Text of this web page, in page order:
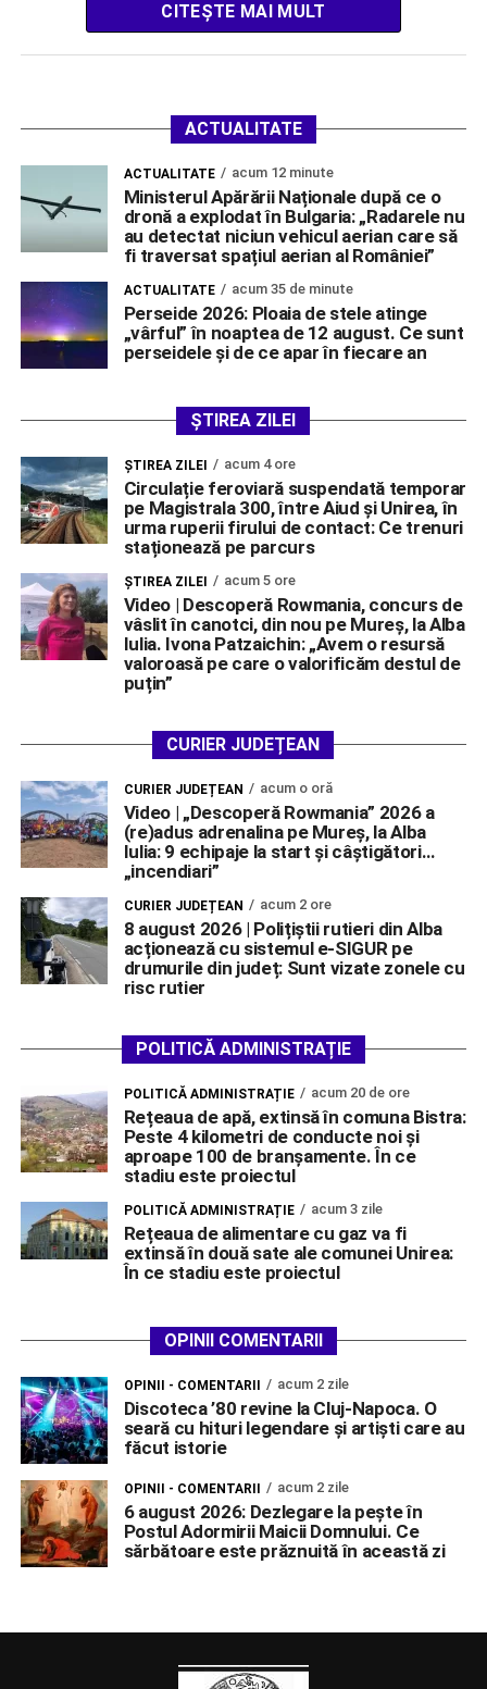
CITEȘTE MAI MULT
ACTUALITATE
ACTUALITATE acum 12 minute
Ministerul Apărării Naționale după ce o
dronă a explodat în Bulgaria: „Radarele nu
au detectat niciun vehicul aerian care să
fi traversat spațiul aerian al României”
ACTUALITATE acum 35 de minute
Perseide 2026: Ploaia de stele atinge
„vârful” în noaptea de 12 august. Ce sunt
perseidele și de ce apar în fiecare an
ȘTIREA ZILEI
ŞTIREA ZILEI acum 4 ore
Circulație feroviară suspendată temporar
pe Magistrala 300, între Aiud și Unirea, în
urma ruperii firului de contact: Ce trenuri
staționează pe parcurs
ŞTIREA ZILEI acum 5 ore
Video | Descoperă Rowmania, concurs de
vâslit în canotci, din nou pe Mureș, la Alba
Iulia. Ivona Patzaichin: „Avem o resursă
valoroasă pe care o valorificăm destul de
puțin”
CURIER JUDEȚEAN
CURIER JUDEȚEAN acum o oră
Video | „Descoperă Rowmania” 2026 a
(re)adus adrenalina pe Mureș, la Alba
Iulia: 9 echipaje la start și câștigători…
„incendiari”
CURIER JUDEȚEAN acum 2 ore
8 august 2026 | Polițiștii rutieri din Alba
acționează cu sistemul e-SIGUR pe
drumurile din județ: Sunt vizate zonele cu
risc rutier
POLITICĂ ADMINISTRAȚIE
POLITICĂ ADMINISTRAȚIE acum 20 de ore
Rețeaua de apă, extinsă în comuna Bistra:
Peste 4 kilometri de conducte noi și
aproape 100 de branșamente. În ce
stadiu este proiectul
POLITICĂ ADMINISTRAȚIE acum 3 zile
Rețeaua de alimentare cu gaz va fi
extinsă în două sate ale comunei Unirea:
În ce stadiu este proiectul
OPINII COMENTARII
OPINII - COMENTARII acum 2 zile
Discoteca ’80 revine la Cluj-Napoca. O
seară cu hituri legendare și artiști care au
făcut istorie
OPINII - COMENTARII acum 2 zile
6 august 2026: Dezlegare la pește în
Postul Adormirii Maicii Domnului. Ce
sărbătoare este prăznuită în această zi